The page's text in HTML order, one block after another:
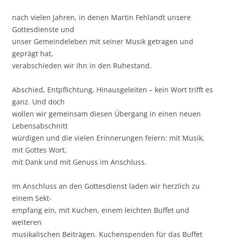
nach vielen Jahren, in denen Martin Fehlandt unsere
Gottesdienste und
unser Gemeindeleben mit seiner Musik getragen und
geprägt hat,
verabschieden wir ihn in den Ruhestand.
Abschied, Entpflichtung, Hinausgeleiten – kein Wort trifft es
ganz. Und doch
wollen wir gemeinsam diesen Übergang in einen neuen
Lebensabschnitt
würdigen und die vielen Erinnerungen feiern: mit Musik,
mit Gottes Wort,
mit Dank und mit Genuss im Anschluss.
Im Anschluss an den Gottesdienst laden wir herzlich zu
einem Sekt-
empfang ein, mit Kuchen, einem leichten Buffet und
weiteren
musikalischen Beiträgen. Kuchenspenden für das Buffet